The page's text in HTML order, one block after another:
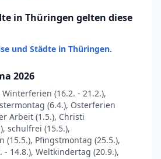
in Thüringen gelten diese
und Städte in Thüringen.
2026
(16.2. - 21.2.),
(6.4.), Osterferien
Arbeit (1.5.), Christi
schulfrei (15.5.),
(15.5.), Pfingstmontag (25.5.),
- 14.8.), Weltkindertag (20.9.),